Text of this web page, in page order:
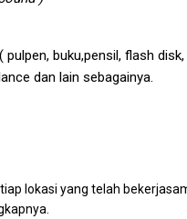
buku,pensil, flash
dan lain sebagainya.
lokasi yang telah